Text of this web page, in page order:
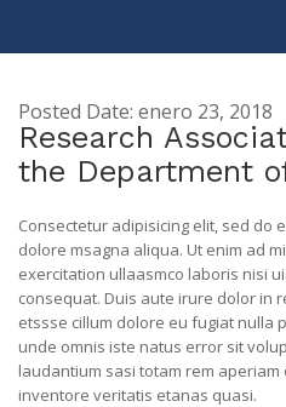
Posted Date: enero 23, 2018
Research
the Department
Consectetur adipisicing elit, sed do
dolore msagna aliqua. Ut enim ad
exercitation ullaasmco laboris nisi
consequat. Duis aute irure dolor in
etssse cillum dolore eu fugiat nulla
unde omnis iste natus error sit
laudantium sasi totam rem
inventore veritatis etanas quasi.